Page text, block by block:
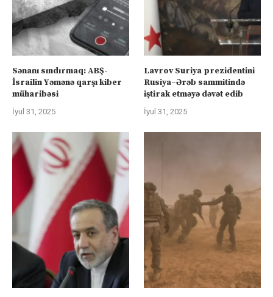
Sənanı sındırmaq: ABŞ-
İsrailin Yəmənə qarşı kiber
müharibəsi
İyul 31, 2025
Lavrov Suriya prezidentini
Rusiya–Ərəb sammitində
iştirak etməyə dəvət edib
İyul 31, 2025